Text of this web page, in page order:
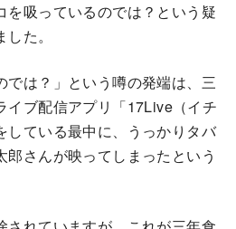
を吸っているのでは？という疑
た。
では？」という噂の発端は、三
イブ配信アプリ「17Live（イチ
している最中に、うっかりタバ
郎さんが映ってしまったという